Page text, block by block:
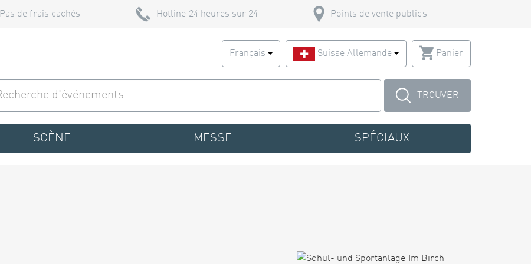
Pas de frais cachés Hotline 24 heures sur 24 Points de vente publics
Français Suisse Allemande Panier
TROUVER
SCÈNE MESSE SPÉCIAUX